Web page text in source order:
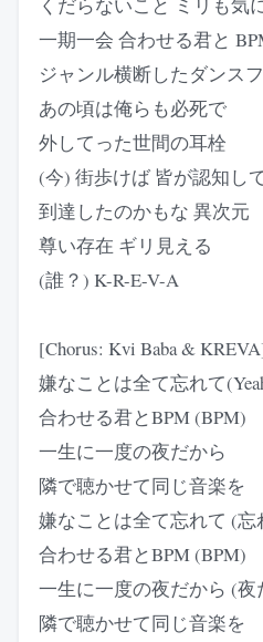
一期一会 合わせる君と
ジャンル横断したダンス
あの頃は俺らも必死で
外してった世間の耳栓
(今) 街歩けば 皆が認知し
到達したのかもな 異次元
尊い存在 ギリ見える
(誰？) K-R-E-V-A
[Chorus: Kvi Baba &
嫌なことは全て忘れて
合わせる君とBPM (BPM)
一生に一度の夜だから
隣で聴かせて同じ音楽を
嫌なことは全て忘れて (忘
合わせる君とBPM (BPM)
一生に一度の夜だから (夜
隣で聴かせて同じ音楽を